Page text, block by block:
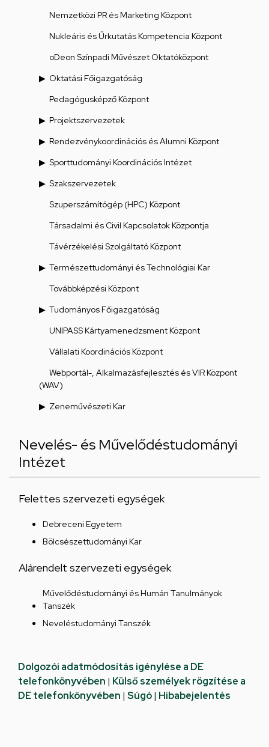
Nemzetközi PR és Marketing Központ
Nukleáris és Űrkutatás Kompetencia Központ
oDeon Színpadi Művészet Oktatóközpont
Oktatási Főigazgatóság
Pedagógusképző Központ
Projektszervezetek
Rendezvénykoordinációs és Alumni Központ
Sporttudományi Koordinációs Intézet
Szakszervezetek
Szuperszámítógép (HPC) Központ
Társadalmi és Civil Kapcsolatok Központja
Távérzékelési Szolgáltató Központ
Természettudományi és Technológiai Kar
Továbbképzési Központ
Tudományos Főigazgatóság
UNIPASS Kártyamenedzsment Központ
Vállalati Koordinációs Központ
Webportál-, Alkalmazásfejlesztés és VIR Központ
(WAV)
Zeneművészeti Kar
Nevelés- és Művelődéstudományi
Intézet
Felettes szervezeti egységek
Debreceni Egyetem
Bölcsészettudományi Kar
Alárendelt szervezeti egységek
Művelődéstudományi és Humán Tanulmányok
Tanszék
Neveléstudományi Tanszék
Dolgozói adatmódosítás igénylése a DE
telefonkönyvében | Külső személyek rögzítése a
DE telefonkönyvében | Súgó| Hibabejelentés